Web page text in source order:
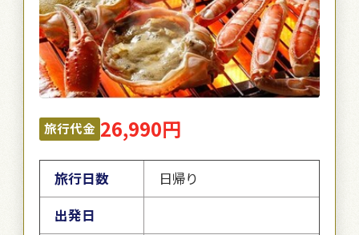
旅行代金 26,990円
旅行日数
日帰り
出発日